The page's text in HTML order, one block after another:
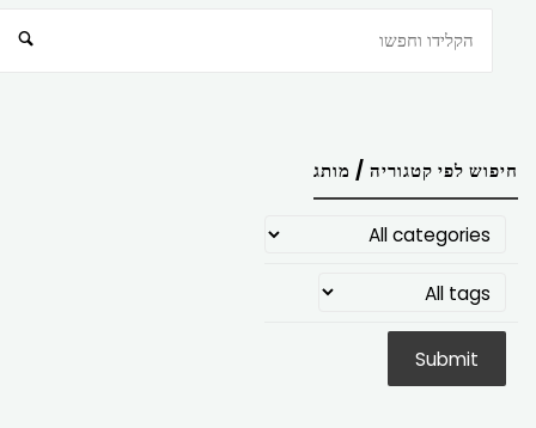
חיפוש לפי קטגוריה / מותג